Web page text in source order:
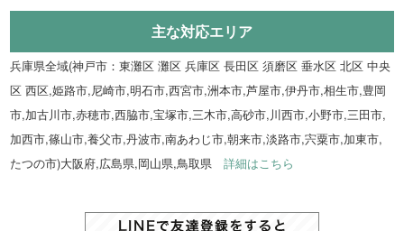
主な対応エリア
兵庫県全域(神戸市：東灘区 灘区 兵庫区 長田区 須磨区 垂水区 北区 中央
区 西区,姫路市,尼崎市,明石市,西宮市,洲本市,芦屋市,伊丹市,相生市,豊岡
市,加古川市,赤穂市,西脇市,宝塚市,三木市,高砂市,川西市,小野市,三田市,
加西市,篠山市,養父市,丹波市,南あわじ市,朝来市,淡路市,宍粟市,加東市,
たつの市)大阪府,広島県,岡山県,鳥取県詳細はこちら